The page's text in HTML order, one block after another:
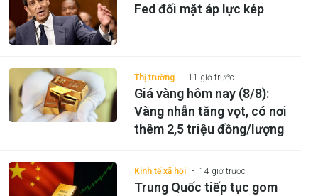
Fed đối mặt áp lực kép
Thị trường 11 giờ trước
Giá vàng hôm nay (8/8):
Vàng nhẫn tăng vọt, có nơi
thêm 2,5 triệu đồng/lượng
Kinh tế xã hội 14 giờ trước
Trung Quốc tiếp tục gom